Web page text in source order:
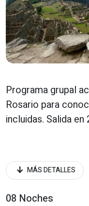
Programa grupal
Rosario para
incluidas. Salida en
arrow_downward_alt MÁS DETALLES
08 Noches